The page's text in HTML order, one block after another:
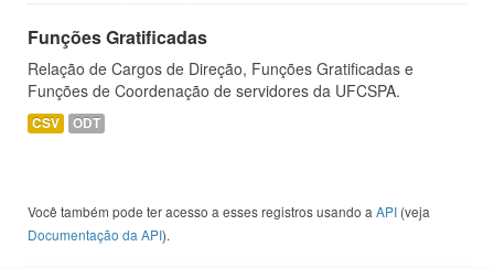
Funções Gratificadas
Relação de Cargos de Direção, Funções Gratificadas e
Funções de Coordenação de servidores da UFCSPA.
CSV ODT
Você também pode ter acesso a esses registros usando a API (veja
Documentação da API).